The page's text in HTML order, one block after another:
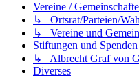
Vereine /
↳ Ortsrat/Parteien/
↳ Vereine und
Stiftungen und Spenden
↳ Albrecht Graf von
Diverses